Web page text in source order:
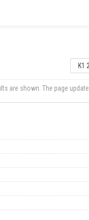
K1
are shown. The page